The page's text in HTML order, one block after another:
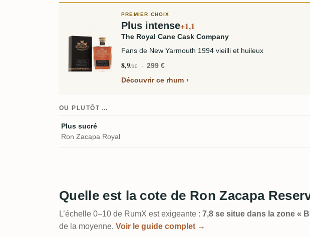
PREMIER CHOIX
Plus intense+1,1
The Royal Cane Cask Company
Fans de New Yarmouth 1994 vieilli et huileux
8,9/10
299 €
Découvrir ce rhum
OU PLUTÔT …
Plus sucré
Ron Zacapa Royal
Quelle est la cote de Ron Zacapa
L’échelle 0–10 de RumX est exigeante : 7,8 se situe dans la zone «
de la moyenne. Voir le guide complet →